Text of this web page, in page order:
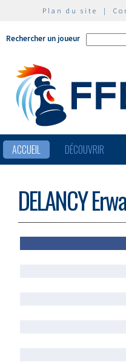
Plan du site |
Rechercher un joueur
ACCUEIL DÉCOUVRIR
DELANCY